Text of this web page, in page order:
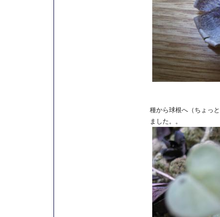
種から球根へ（ちょっ
ました。。